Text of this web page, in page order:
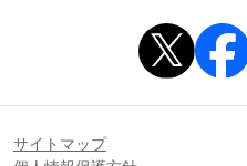
サイトマップ